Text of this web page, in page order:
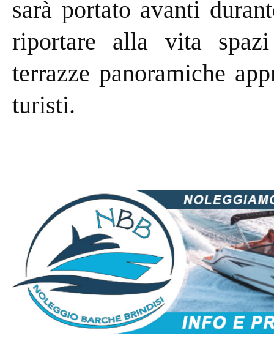
sarà portato avanti
riportare alla vita
terrazze panoramiche
turisti.